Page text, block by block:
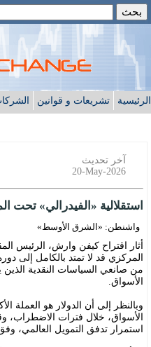
الرئيسية تشريعات و قوانين
آخر تحديث
20-May-2026
استقلالية «الفيدرالي» تحت
واشنطن: «الشرق الأوسط»
أثار اقتراح كيفن وارش، الرئيس
المركزي قد لا تمتد بالكامل إلى
من صانعي السياسات النقدية
الأسواق.
وبالنظر إلى أن الدولار هو العملة
الأسواق، خلال فترات الاضطراب،
استمرار تدفق التمويل العالمي،